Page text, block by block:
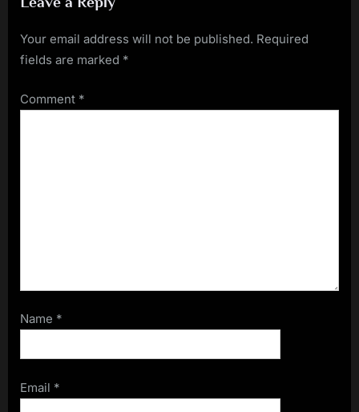
Your email address will not be published. Required
fields are marked *
Comment *
Name *
Email *